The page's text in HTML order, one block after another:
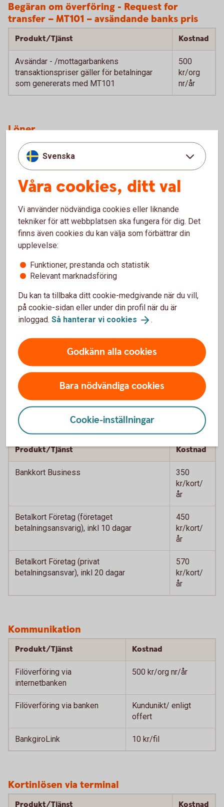
Begäran om överföring - Request for
transfer – MT101 – avsändande banks pris
Produkt/Tjänst Kostnad
Avsändar - /mottagarbankens
transaktionspriser gäller för betalningar
som genererats med MT101
500
kr/org
nr/år
Löner
Produkt/Tjänst
Swedbank Lön 500 kr/avtal/år
Kontoinsättning –
löneutbetalning
1,50 kr/st
Lönebesked
elektroniskt
3,50 kr/st (för Lönebesked via
papper tillkommer pris för print
Kontantutbetalning
10 kr + porto/st
Återredovisning –
internetbanken
0 kr
Återredovisning –
papper
15 kr/st
e-lönelista –
internetbanken
250 kr/avtal
Företagskort
Produkt/Tjänst Kostnad
Bankkort Business
350
kr/kort/
år
Betalkort Företag (företaget
betalningsansvarig), inkl 10 dagar
450
kr/kort/
år
Betalkort Företag (privat
betalningsansvar), inkl 20 dagar
570
kr/kort/
år
Kommunikation
Produkt/Tjänst Kostnad
Filöverföring via
internetbanken
500 kr/org nr/år
Filöverföring via banken
Kundunikt/ enligt
offert
BankgiroLink 10 kr/fil
Kortinlösen via terminal
Produkt/Tjänst Kostnad
Svenska
Våra cookies, ditt val
Vi använder nödvändiga cookies eller liknande
tekniker för att webbplatsen ska fungera för dig. Det
finns även cookies du kan välja som förbättrar din
upplevelse:
Funktioner, prestanda och statistik
Relevant marknadsföring
Du kan ta tillbaka ditt cookie-medgivande när du vill,
på cookie-sidan eller under din profil när du är
inloggad. Så hanterar vi cookies .
Godkänn alla cookies
Bara nödvändiga cookies
Cookie-inställningar